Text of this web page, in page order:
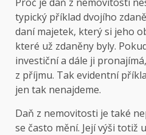
typický příklad dvojího
daní majetek, který si jeho
které už zdaněny byly.
investiční a dále ji
z příjmu. Tak evidentní
jen tak nenajdeme.
Daň z nemovitosti je také
se často mění. Její výši totiž